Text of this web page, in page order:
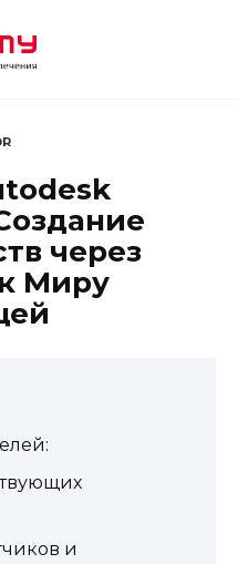
через
Миру
и